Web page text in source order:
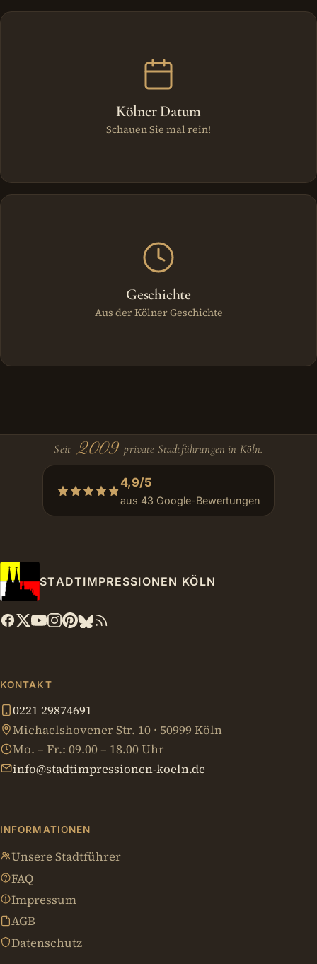
Kölner Datum
Schauen Sie mal rein!
Geschichte
Aus der Kölner Geschichte
Seit 2009 private Stadtführungen in Köln.
4,9/5
aus 43 Google-Bewertungen
STADTIMPRESSIONEN KÖLN
KONTAKT
0221 29874691
Michaelshovener Str. 10 · 50999 Köln
Mo. – Fr.: 09.00 – 18.00 Uhr
info@stadtimpressionen-koeln.de
INFORMATIONEN
Unsere Stadtführer
FAQ
Impressum
AGB
Datenschutz